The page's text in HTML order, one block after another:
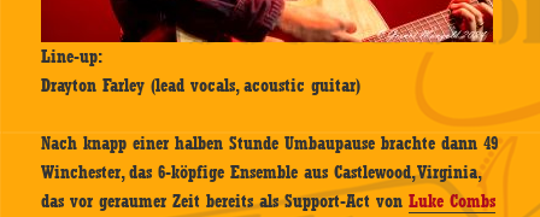
Line-up:
Drayton Farley (lead vocals, acoustic guitar)
Nach knapp einer halben Stunde Umbaupause brachte dann 49
Winchester, das 6-köpfige Ensemble aus Castlewood, Virginia,
das vor geraumer Zeit bereits als Support-Act vonLuke Combs